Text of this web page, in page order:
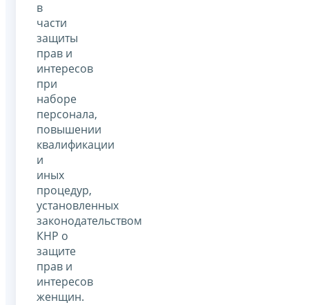
в
части
защиты
прав и
интересов
при
наборе
персонала,
повышении
квалификации
и
иных
процедур,
установленных
законодательством
КНР о
защите
прав и
интересов
женщин.